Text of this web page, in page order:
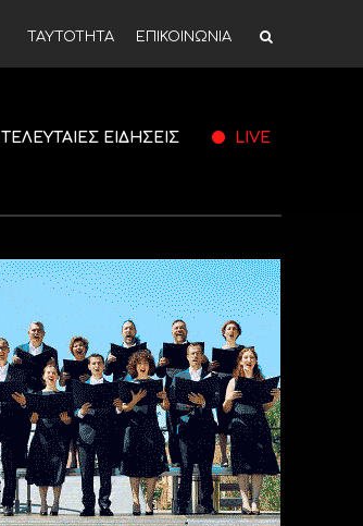
ΤΑΥΤΟΤΗΤΑ ΕΠΙΚΟΙΝΩΝΙΑ
ΤΕΛΕΥΤΑΙΕΣ ΕΙΔΗΣΕΙΣ LIVE